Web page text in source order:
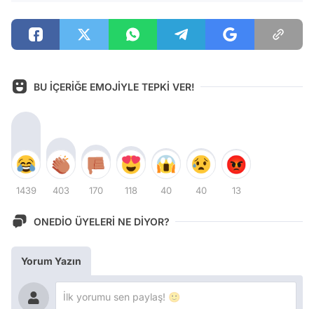
BU İÇERİĞE EMOJİYLE TEPKİ VER!
1439 403 170 118 40 40 13
ONEDİO ÜYELERİ NE DİYOR?
Yorum Yazın